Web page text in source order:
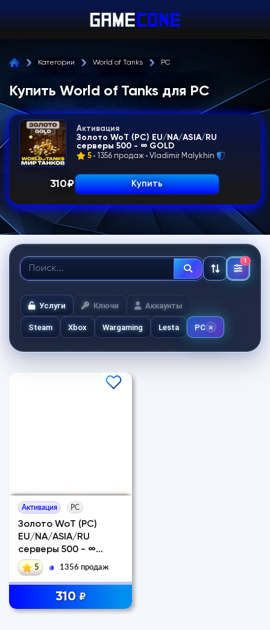
Категории World of Tanks PC
Купить World of Tanks для PC
Активация
Золото WoT (PC) EU/NA/ASIA/RU
серверы 500 - ∞ GOLD
5 1356 продаж Vladimir Malykhin
310₽ Купить
1
Услуги Ключи Аккаунты
Steam Xbox Wargaming Lesta PC
Активация PC
Золото WoT (PC)
EU/NA/ASIA/RU
серверы 500 - ∞
GOLD
5 1356 продаж
310 ₽